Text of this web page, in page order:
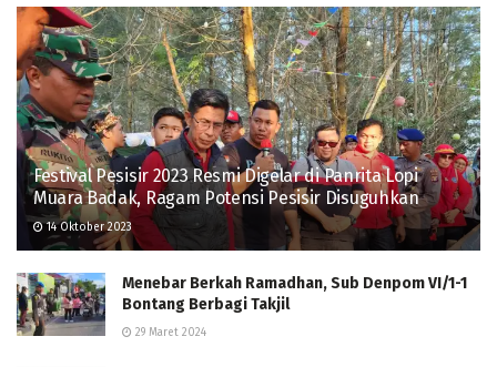
Festival Pesisir 2023 Resmi Digelar di Panrita Lopi
Muara Badak, Ragam Potensi Pesisir Disuguhkan
14 Oktober 2023
Menebar Berkah Ramadhan, Sub Denpom VI/1-1
Bontang Berbagi Takjil
29 Maret 2024